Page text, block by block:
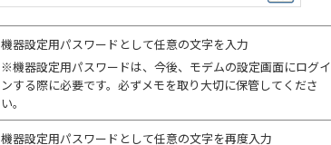
機器設定用パスワードとして任意の文字を入力
※機器設定用パスワードは、今後、モデムの設定画面にログイ
ンする際に必要です。必ずメモを取り大切に保管してくださ
い。
機器設定用パスワードとして任意の文字を再度入力